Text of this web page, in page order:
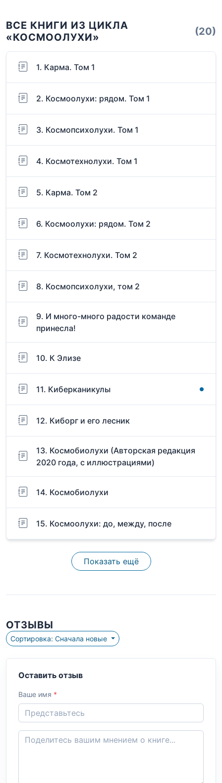
ВСЕ КНИГИ ИЗ ЦИКЛА
«КОСМООЛУХИ»
(20)
1. Карма. Том 1
2. Космоолухи: рядом. Том 1
3. Космопсихолухи. Том 1
4. Космотехнолухи. Том 1
5. Карма. Том 2
6. Космоолухи: рядом. Том 2
7. Космотехнолухи. Том 2
8. Космопсихолухи, том 2
9. И много-много радости команде
принесла!
10. К Элизе
11. Киберканикулы
12. Киборг и его лесник
13. Космобиолухи (Авторская редакция
2020 года, с иллюстрациями)
14. Космобиолухи
15. Космоолухи: до, между, после
Показать ещё
ОТЗЫВЫ
Сортировка: Сначала новые
Оставить отзыв
Ваше имя *